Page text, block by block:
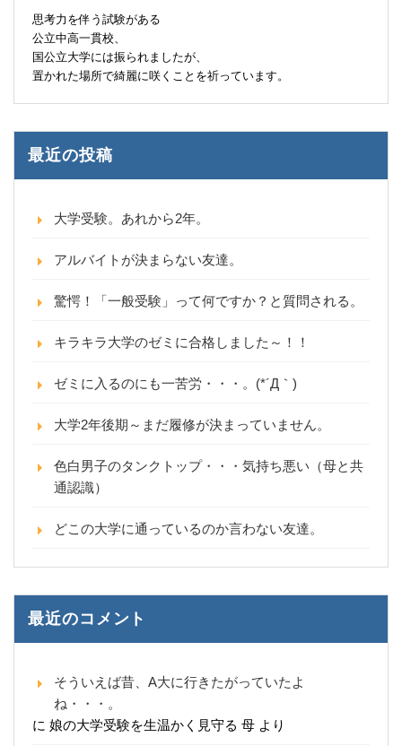
思考力を伴う試験がある
公立中高一貫校、
国公立大学には振られましたが、
置かれた場所で綺麗に咲くことを祈っています。
最近の投稿
大学受験。あれから2年。
アルバイトが決まらない友達。
驚愕！「一般受験」って何ですか？と質問される。
キラキラ大学のゼミに合格しました～！！
ゼミに入るのにも一苦労・・・。(*´Д｀)
大学2年後期～まだ履修が決まっていません。
色白男子のタンクトップ・・・気持ち悪い（母と共
通認識）
どこの大学に通っているのか言わない友達。
最近のコメント
そういえば昔、A大に行きたがっていたよ
ね・・・。
に 娘の大学受験を生温かく見守る 母 より